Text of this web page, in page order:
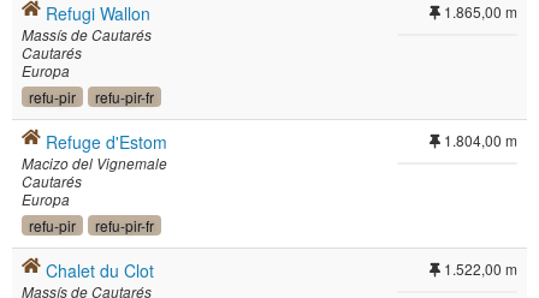
Refugi Wallon
Massís de Cautarés
Cautarés
Europa
refu-pir refu-pir-fr
1.865,00 m
Refuge d'Estom
Macizo del Vignemale
Cautarés
Europa
refu-pir refu-pir-fr
1.804,00 m
Chalet du Clot
Massís de Cautarés
1.522,00 m